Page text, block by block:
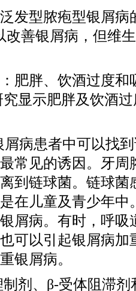
发型脓疱型银屑病
改善银屑病，但维
肥胖、饮酒过度和
显示肥胖及饮酒
屑病患者中可以找
常见的诱因。牙周
到链球菌。链球菌
在儿童及青少年中
屑病。有时，呼吸
可以引起银屑病加
银屑病。
剂、β-受体阻滞